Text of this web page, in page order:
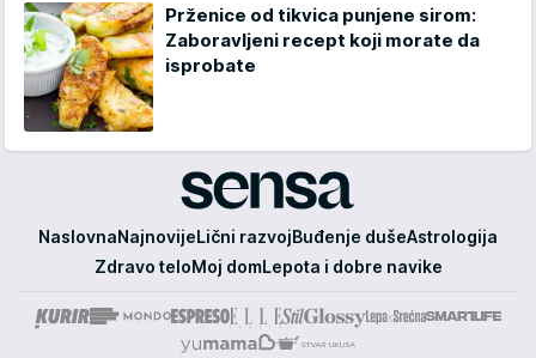
Prženice od tikvica punjene sirom:
Zaboravljeni recept koji morate da
isprobate
Sensa
NaslovnaNajnovijeLični razvojBuđenje dušeAstrologija
Zdravo teloMoj domLepota i dobre navike